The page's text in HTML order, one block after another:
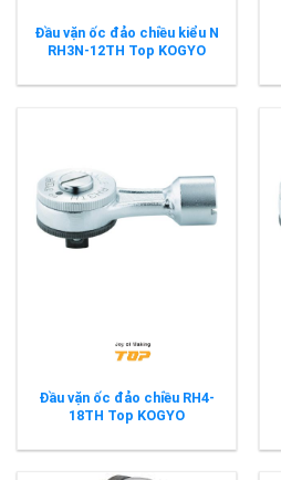
Đầu vặn ốc đảo chiều kiểu N
RH3N-12TH Top KOGYO
Đầu vặn ốc đảo chiều RH4-
18TH Top KOGYO